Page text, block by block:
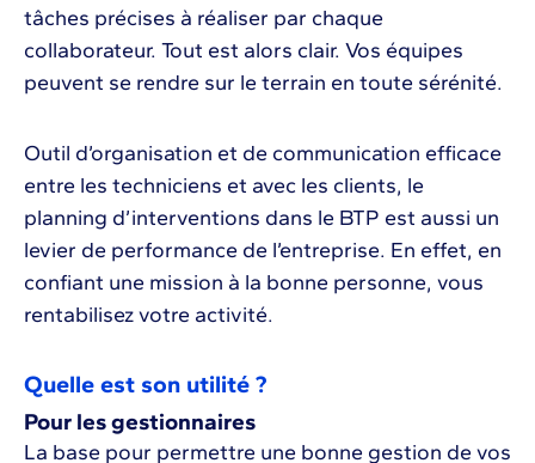
tâches précises à réaliser par chaque
collaborateur. Tout est alors clair. Vos équipes
peuvent se rendre sur le terrain en toute sérénité.
Outil d’organisation et de communication efficace
entre les techniciens et avec les clients, le
planning d’interventions dans le BTP est aussi un
levier de performance de l’entreprise. En effet, en
confiant une mission à la bonne personne, vous
rentabilisez votre activité.
Quelle est son utilité ?
Pour les gestionnaires
La base pour permettre une bonne gestion de vos